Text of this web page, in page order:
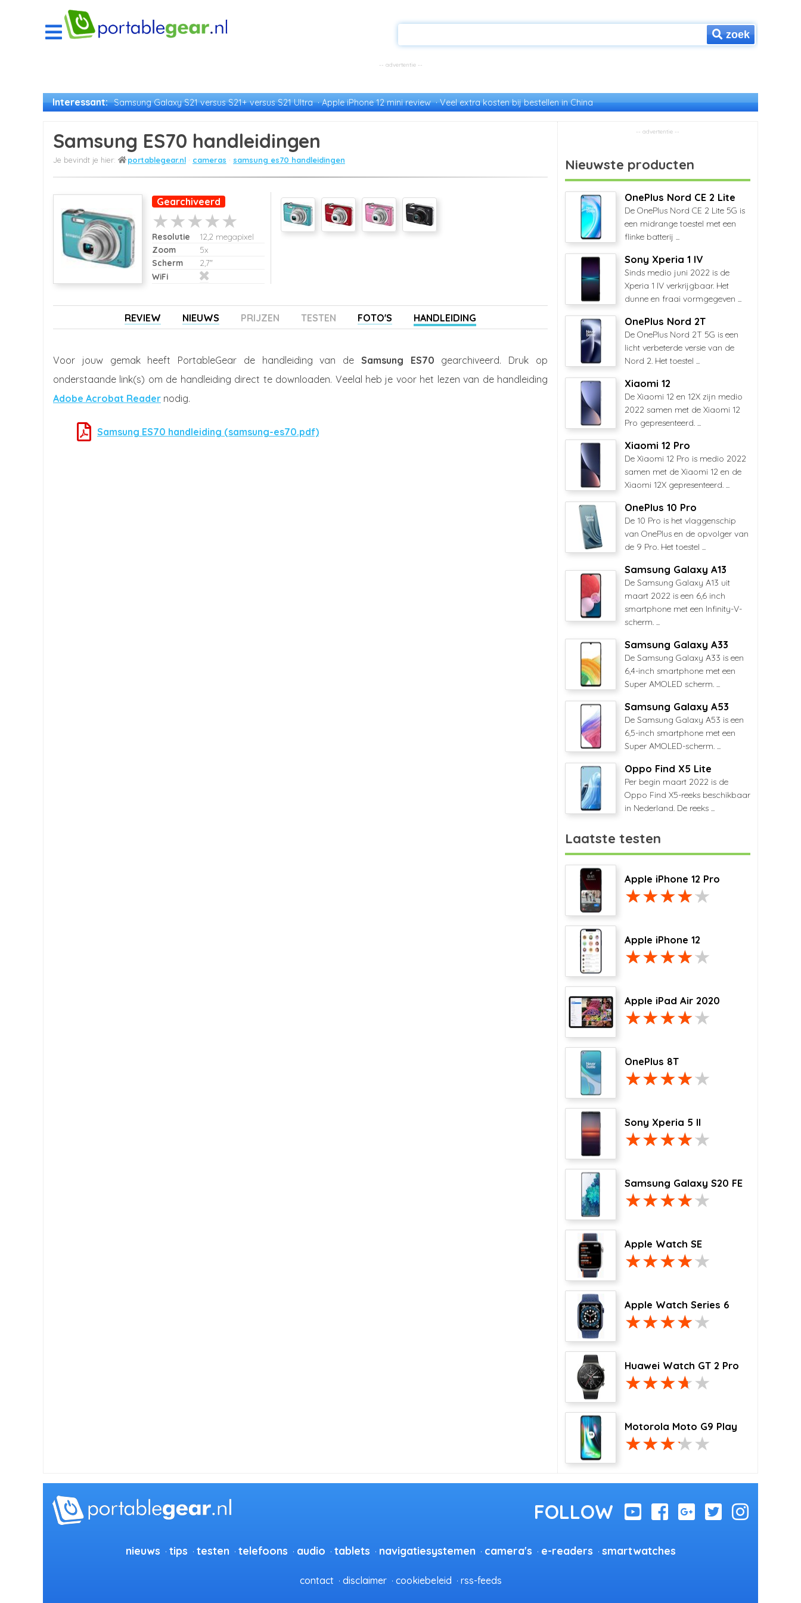
zoek
Interessant: Samsung Galaxy S21 versus S21+ versus S21 Ultra Apple iPhone 12 mini review Veel extra kosten bij bestellen in China
Samsung ES70 handleidingen
portablegear.nl cameras samsung es70 handleidingen
Gearchiveerd
Resolutie
12,2 megapixel
Zoom
5x
Scherm
2,7"
WiFi
REVIEW NIEUWS PRIJZEN TESTEN FOTO'S HANDLEIDING
Voor jouw gemak heeft PortableGear de handleiding van de Samsung ES70 gearchiveerd. Druk op
onderstaande link(s) om de handleiding direct te downloaden. Veelal heb je voor het lezen van de handleiding
Adobe Acrobat Reader nodig.
Samsung ES70 handleiding (samsung-es70.pdf)
Nieuwste producten
OnePlus Nord CE 2 Lite
De OnePlus Nord CE 2 Lite 5G is
een midrange toestel met een
flinke batterij ...
Sony Xperia 1 IV
Sinds medio juni 2022 is de
Xperia 1 IV verkrijgbaar. Het
dunne en fraai vormgegeven ...
OnePlus Nord 2T
De OnePlus Nord 2T 5G is een
licht verbeterde versie van de
Nord 2. Het toestel ...
Xiaomi 12
De Xiaomi 12 en 12X zijn medio
2022 samen met de Xiaomi 12
Pro gepresenteerd. ...
Xiaomi 12 Pro
De Xiaomi 12 Pro is medio 2022
samen met de Xiaomi 12 en de
Xiaomi 12X gepresenteerd. ...
OnePlus 10 Pro
De 10 Pro is het vlaggenschip
van OnePlus en de opvolger van
de 9 Pro. Het toestel ...
Samsung Galaxy A13
De Samsung Galaxy A13 uit
maart 2022 is een 6,6 inch
smartphone met een Infinity-V-
scherm. ...
Samsung Galaxy A33
De Samsung Galaxy A33 is een
6,4-inch smartphone met een
Super AMOLED scherm. ...
Samsung Galaxy A53
De Samsung Galaxy A53 is een
6,5-inch smartphone met een
Super AMOLED-scherm. ...
Oppo Find X5 Lite
Per begin maart 2022 is de
Oppo Find X5-reeks beschikbaar
in Nederland. De reeks ...
Laatste testen
Apple iPhone 12 Pro
Apple iPhone 12
Apple iPad Air 2020
OnePlus 8T
Sony Xperia 5 II
Samsung Galaxy S20 FE
Apple Watch SE
Apple Watch Series 6
Huawei Watch GT 2 Pro
Motorola Moto G9 Play
nieuws tips testen telefoons audio tablets navigatiesystemen camera's e-readers smartwatches
contact disclaimer cookiebeleid rss-feeds